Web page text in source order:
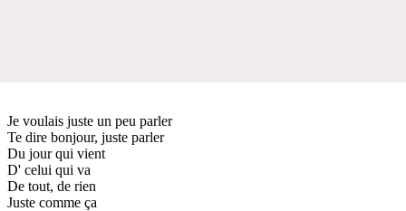
Je voulais juste un peu parler
Te dire bonjour, juste parler
Du jour qui vient
D' celui qui va
De tout, de rien
Juste comme ça